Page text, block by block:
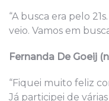
“A busca era pelo
veio. Vamos em
Fernanda De Goeij
“Fiquei muito feliz
Já participei de